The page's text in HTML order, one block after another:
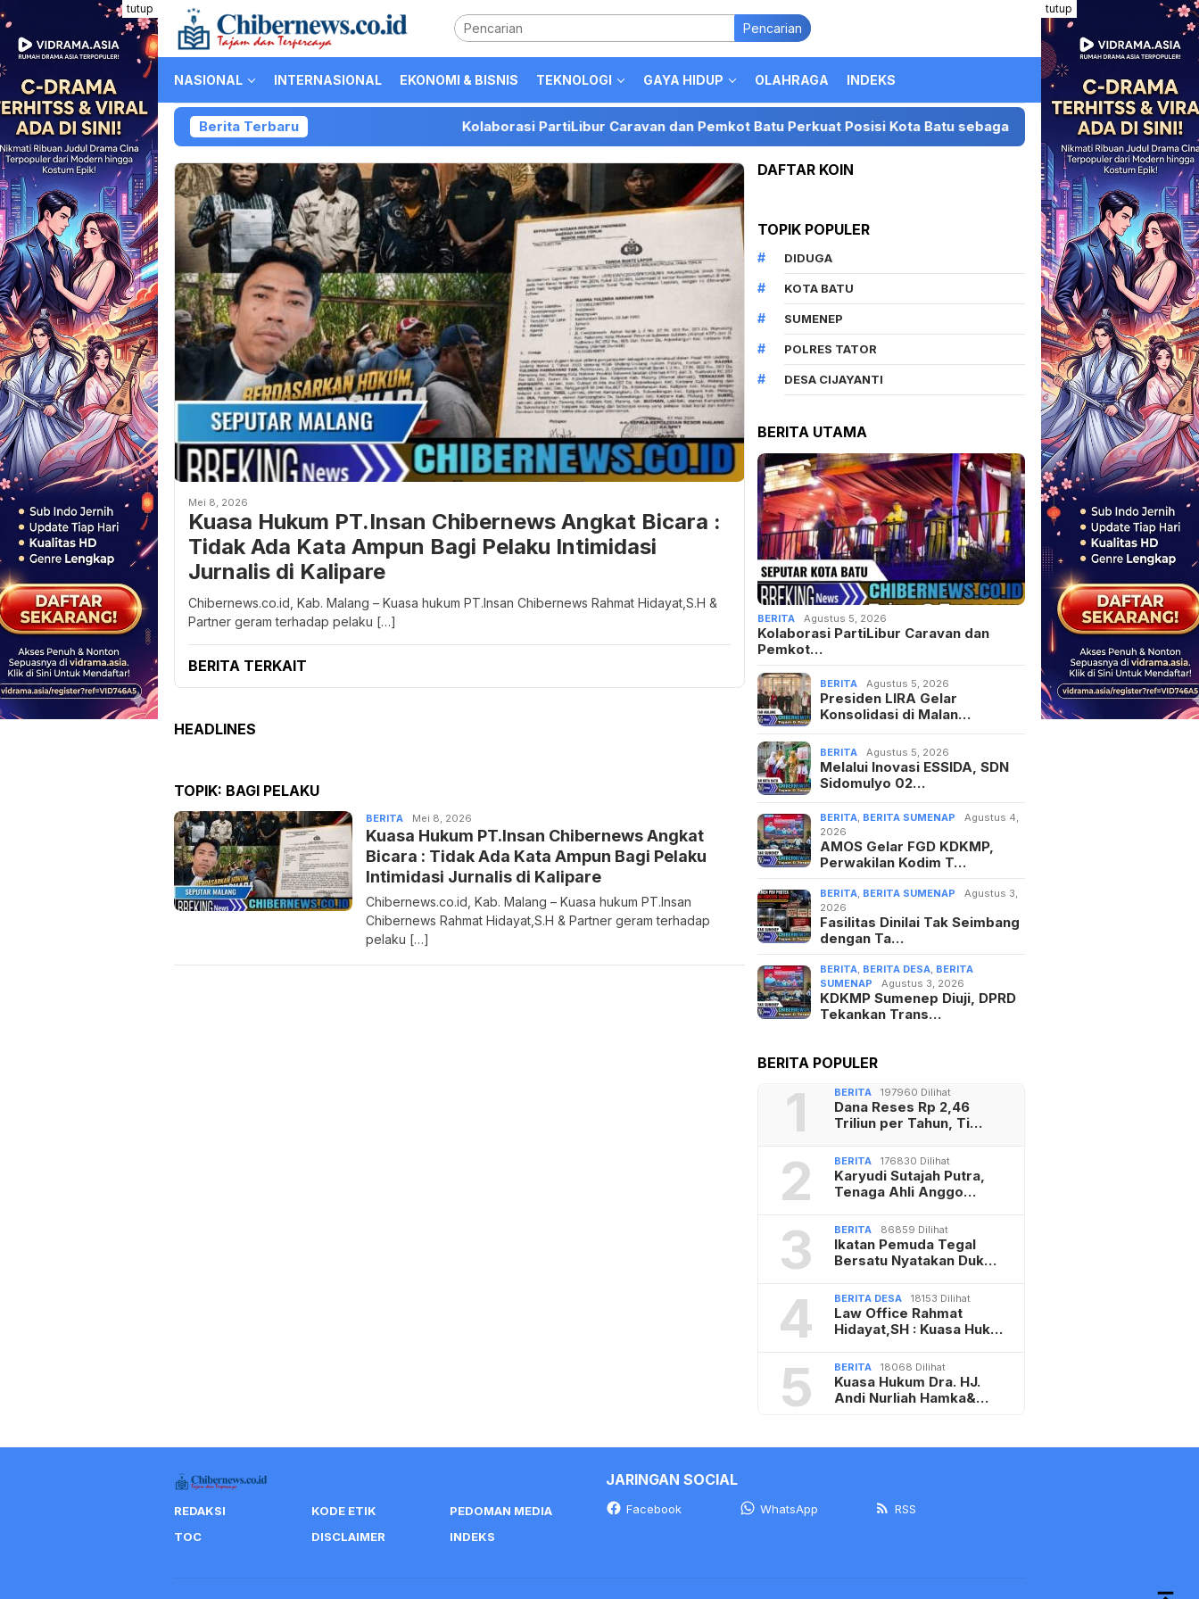
Loncat
ke
konten
tutup tutup
Pencarian
NASIONAL INTERNASIONAL EKONOMI & BISNIS TEKNOLOGI GAYA HIDUP OLAHRAGA INDEKS
Berita Terbaru Kolaborasi PartiLibur Caravan dan Pemkot Batu Perkuat Posisi Kota Batu sebagai Destinasi Festival Musik Nasional
Mei 8, 2026
Kuasa Hukum PT.Insan Chibernews Angkat Bicara :
Tidak Ada Kata Ampun Bagi Pelaku Intimidasi
Jurnalis di Kalipare
Chibernews.co.id, Kab. Malang – Kuasa hukum PT.Insan Chibernews Rahmat Hidayat,S.H &
Partner geram terhadap pelaku […]
BERITA TERKAIT
HEADLINES
TOPIK: BAGI PELAKU
BERITA Admin
Mei 8, 2026
Kuasa Hukum PT.Insan Chibernews Angkat
Bicara : Tidak Ada Kata Ampun Bagi Pelaku
Intimidasi Jurnalis di Kalipare
Chibernews.co.id, Kab. Malang – Kuasa hukum PT.Insan
Chibernews Rahmat Hidayat,S.H & Partner geram terhadap
pelaku […]
DAFTAR KOIN
TOPIK POPULER
DIDUGA
KOTA BATU
SUMENEP
POLRES TATOR
DESA CIJAYANTI
BERITA UTAMA
BERITA Agustus 5, 2026
Kolaborasi PartiLibur Caravan dan
Pemkot…
BERITA Agustus 5, 2026
Presiden LIRA Gelar
Konsolidasi di Malan…
BERITA Agustus 5, 2026
Melalui Inovasi ESSIDA, SDN
Sidomulyo 02…
BERITA BERITA SUMENAP
Agustus 4,
2026
AMOS Gelar FGD KDKMP,
Perwakilan Kodim T…
BERITA BERITA SUMENAP
Agustus 3,
2026
Fasilitas Dinilai Tak Seimbang
dengan Ta…
BERITA BERITA DESA BERITA
SUMENAP
Agustus 3, 2026
KDKMP Sumenep Diuji, DPRD
Tekankan Trans…
BERITA POPULER
1 BERITA 197960 Dilihat
Dana Reses Rp 2,46
Triliun per Tahun, Ti…
2 BERITA 176830 Dilihat
Karyudi Sutajah Putra,
Tenaga Ahli Anggo…
3 BERITA 86859 Dilihat
Ikatan Pemuda Tegal
Bersatu Nyatakan Duk…
4 BERITA DESA 18153 Dilihat
Law Office Rahmat
Hidayat,SH : Kuasa Huk…
5 BERITA 18068 Dilihat
Kuasa Hukum Dra. HJ.
Andi Nurliah Hamka&…
REDAKSI KODE ETIK
PEDOMAN MEDIA
TOC
DISCLAIMER INDEKS
JARINGAN SOCIAL
Facebook WhatsApp RSS